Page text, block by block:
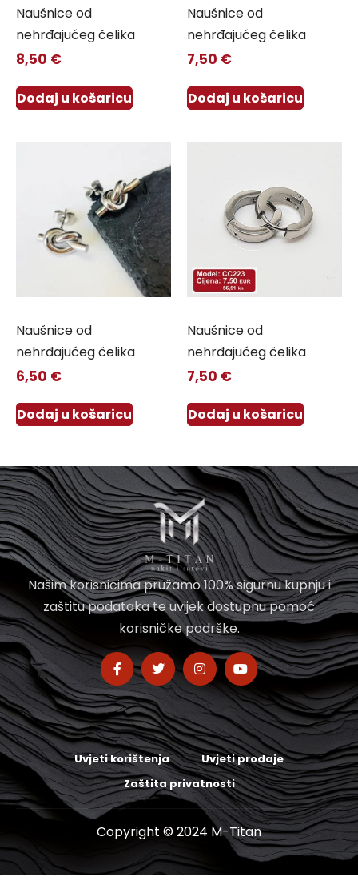
Naušnice od
nehrđajućeg čelika
8,50 €
Dodaj u košaricu
Naušnice od
nehrđajućeg čelika
7,50 €
Dodaj u košaricu
Naušnice od
nehrđajućeg čelika
6,50 €
Dodaj u košaricu
Naušnice od
nehrđajućeg čelika
7,50 €
Dodaj u košaricu
Našim korisnicima pružamo 100% sigurnu kupnju i
zaštitu podataka te uvijek dostupnu pomoć
korisničke podrške.
Uvjeti korištenja
Uvjeti prodaje
Zaštita privatnosti
Copyright © 2024 M-Titan